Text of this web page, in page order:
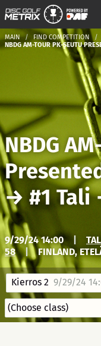
MAIN
FIND COMPETITION
NBDG AM-TOUR PK-SEUTU
NBDG
→ #1 Tali
9/29/24 14:00
58
| FINLAND,
Kierros 2 9/29/24